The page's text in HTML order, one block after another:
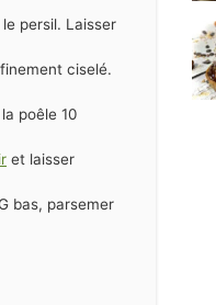
persil. Laisser
ciselé.
poêle 10
et laisser
bas, parsemer